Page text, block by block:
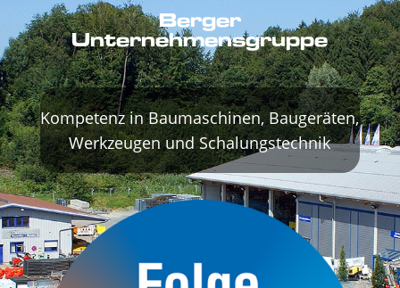
Berger
Unternehmensgruppe
Kompetenz in Baumaschinen, Baugeräten,
Werkzeugen und Schalungstechnik